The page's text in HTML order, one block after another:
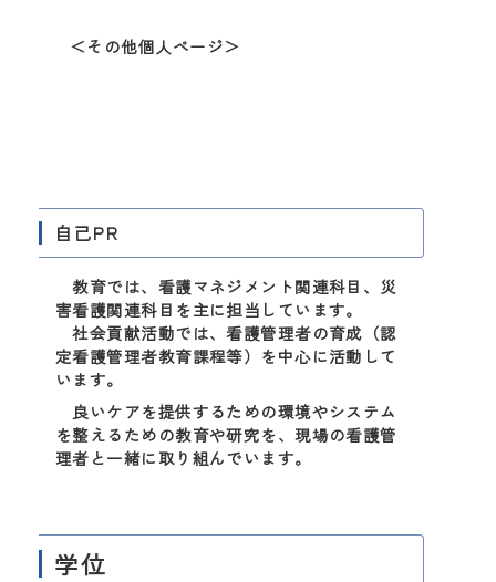
＜その他個人ページ＞
自己PR
教育では、看護マネジメント関連科目、災
害看護関連科目を主に担当しています。
社会貢献活動では、看護管理者の育成（認
定看護管理者教育課程等）を中心に活動して
います。
良いケアを提供するための環境やシステム
を整えるための教育や研究を、現場の看護管
理者と一緒に取り組んでいます。
学位